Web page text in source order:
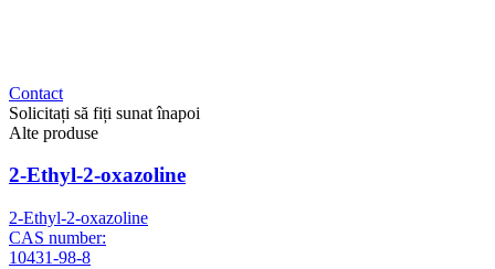
Contact
Solicitați să fiți sunat înapoi
Alte produse
2-Ethyl-2-oxazoline
2-Ethyl-2-oxazoline
CAS number:
10431-98-8